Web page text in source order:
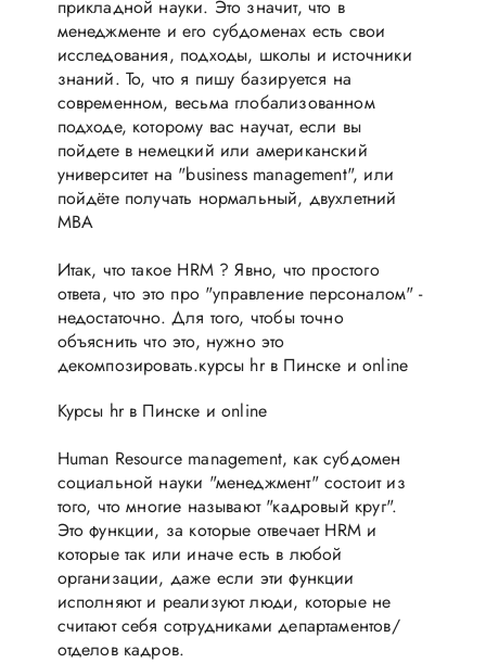
прикладной науки. Это значит, что в
менеджменте и его субдоменах есть свои
исследования, подходы, школы и источники
знаний. То, что я пишу базируется на
современном, весьма глобализованном
подходе, которому вас научат, если вы
пойдете в немецкий или американский
университет на "business management", или
пойдёте получать нормальный, двухлетний
MBA
Итак, что такое HRM ? Явно, что простого
ответа, что это про "управление персоналом" -
недостаточно. Для того, чтобы точно
объяснить что это, нужно это
декомпозировать.курсы hr в Пинске и online
Курсы hr в Пинске и online
Human Resource management, как субдомен
социальной науки "менеджмент" состоит из
того, что многие называют "кадровый круг".
Это функции, за которые отвечает HRM и
которые так или иначе есть в любой
организации, даже если эти функции
исполняют и реализуют люди, которые не
считают себя сотрудниками департаментов/
отделов кадров.